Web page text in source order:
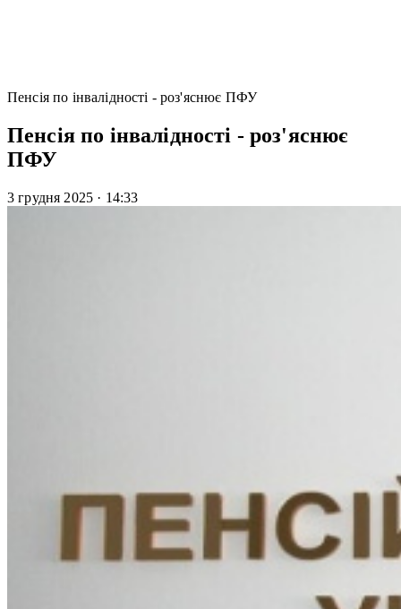
Пенсія по інвалідності - роз'яснює ПФУ
Пенсія по інвалідності - роз'яснює
ПФУ
3 грудня 2025 · 14:33